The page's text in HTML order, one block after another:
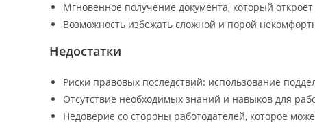
Мгновенное получение документа, который
Возможность избежать сложной и порой
Недостатки
Риски правовых последствий: использование
Отсутствие необходимых знаний и навыков для
Недоверие со стороны работодателей, которое